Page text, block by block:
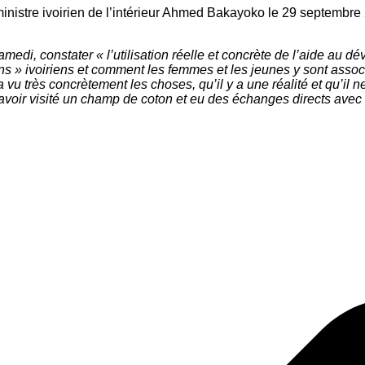
ivoirien de l’intérieur Ahmed Bakayoko le 29
constater « l’utilisation réelle et concrète de l’aide au
» ivoiriens et comment les femmes et les jeunes y sont
très concrètement les choses, qu’il y a une réalité et qu’il
visité un champ de coton et eu des échanges directs